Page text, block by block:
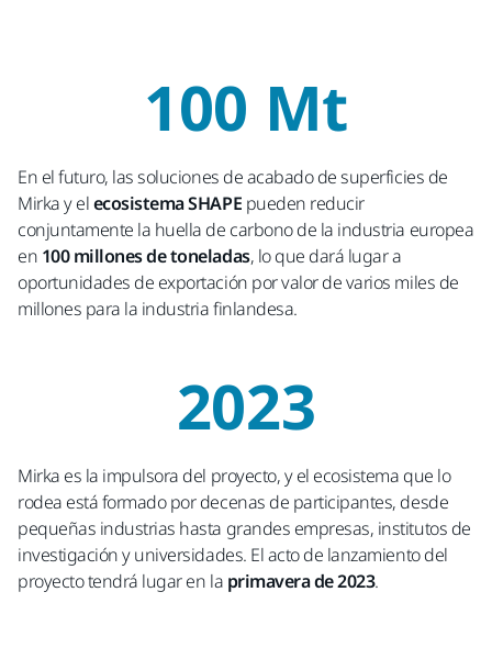
100 Mt
En el futuro, las soluciones de acabado de superficies de
Mirka y elecosistema SHAPE pueden reducir
conjuntamente la huella de carbono de la industria europea
en 100 millones de toneladas, lo que dará lugar a
oportunidades de exportación por valor de varios miles de
millones para la industria finlandesa.
2023
Mirka es la impulsora del proyecto, y el ecosistema que lo
rodea está formado por decenas de participantes, desde
pequeñas industrias hasta grandes empresas, institutos de
investigación y universidades. El acto de lanzamiento del
proyecto tendrá lugar en la primavera de 2023.